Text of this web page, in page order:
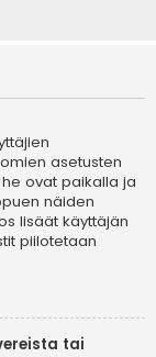
asetusten
ovat paikalla ja
näiden
lisäät käyttäjän
piilotetaan
tai